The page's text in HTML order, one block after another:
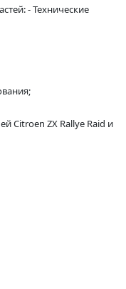
- Технические
Citroen ZX Rallye Raid и